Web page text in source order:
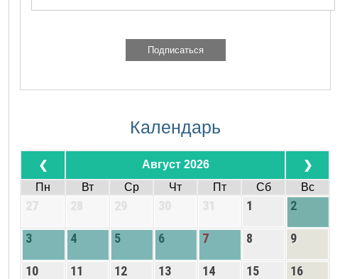
Подписаться
Календарь
❮ Август 2026
❯
Пн
Вт Ср Чт Пт Сб Вс
1 2
3 4 5 6 7 8 9
10 11 12 13 14 15 16